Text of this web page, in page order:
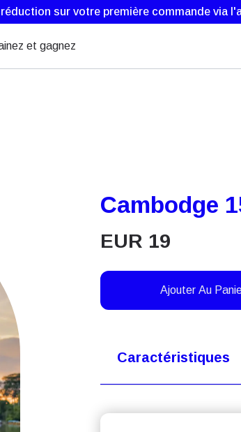
sur votre première commande via
et gagnez
Cambodge
EUR 19
Ajouter Au
Caractéristiques